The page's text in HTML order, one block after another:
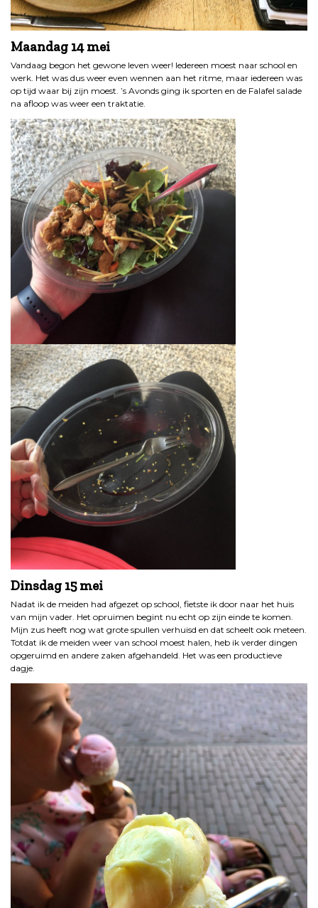
Maandag 14 mei
Vandaag begon het gewone leven weer! Iedereen moest naar school en
werk. Het was dus weer even wennen aan het ritme, maar iedereen was
op tijd waar bij zijn moest. ’s Avonds ging ik sporten en de Falafel salade
na afloop was weer een traktatie.
Dinsdag 15 mei
Nadat ik de meiden had afgezet op school, fietste ik door naar het huis
van mijn vader. Het opruimen begint nu echt op zijn einde te komen.
Mijn zus heeft nog wat grote spullen verhuisd en dat scheelt ook meteen.
Totdat ik de meiden weer van school moest halen, heb ik verder dingen
opgeruimd en andere zaken afgehandeld. Het was een productieve
dagje.